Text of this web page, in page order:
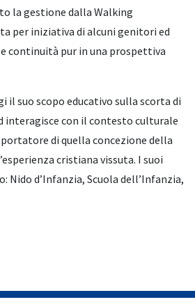
la gestione dalla Walking
per iniziativa di alcuni genitori ed
continuità pur in una prospettiva
il suo scopo educativo sulla scorta di
interagisce con il contesto culturale
di quella concezione della
cristiana vissuta. I suoi
Nido d’Infanzia, Scuola dell’Infanzia,